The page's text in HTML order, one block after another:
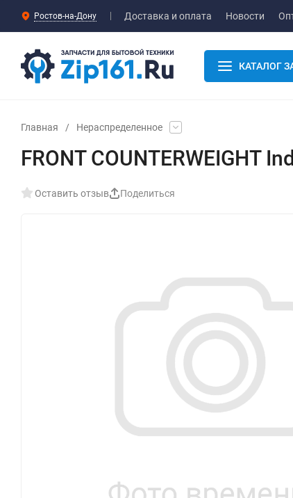
Ростов-на-Дону Доставка и оплата Новости
КАТАЛОГ
Главная / Нераспределенное
FRONT COUNTERWEIGHT
Оставить отзыв Поделиться